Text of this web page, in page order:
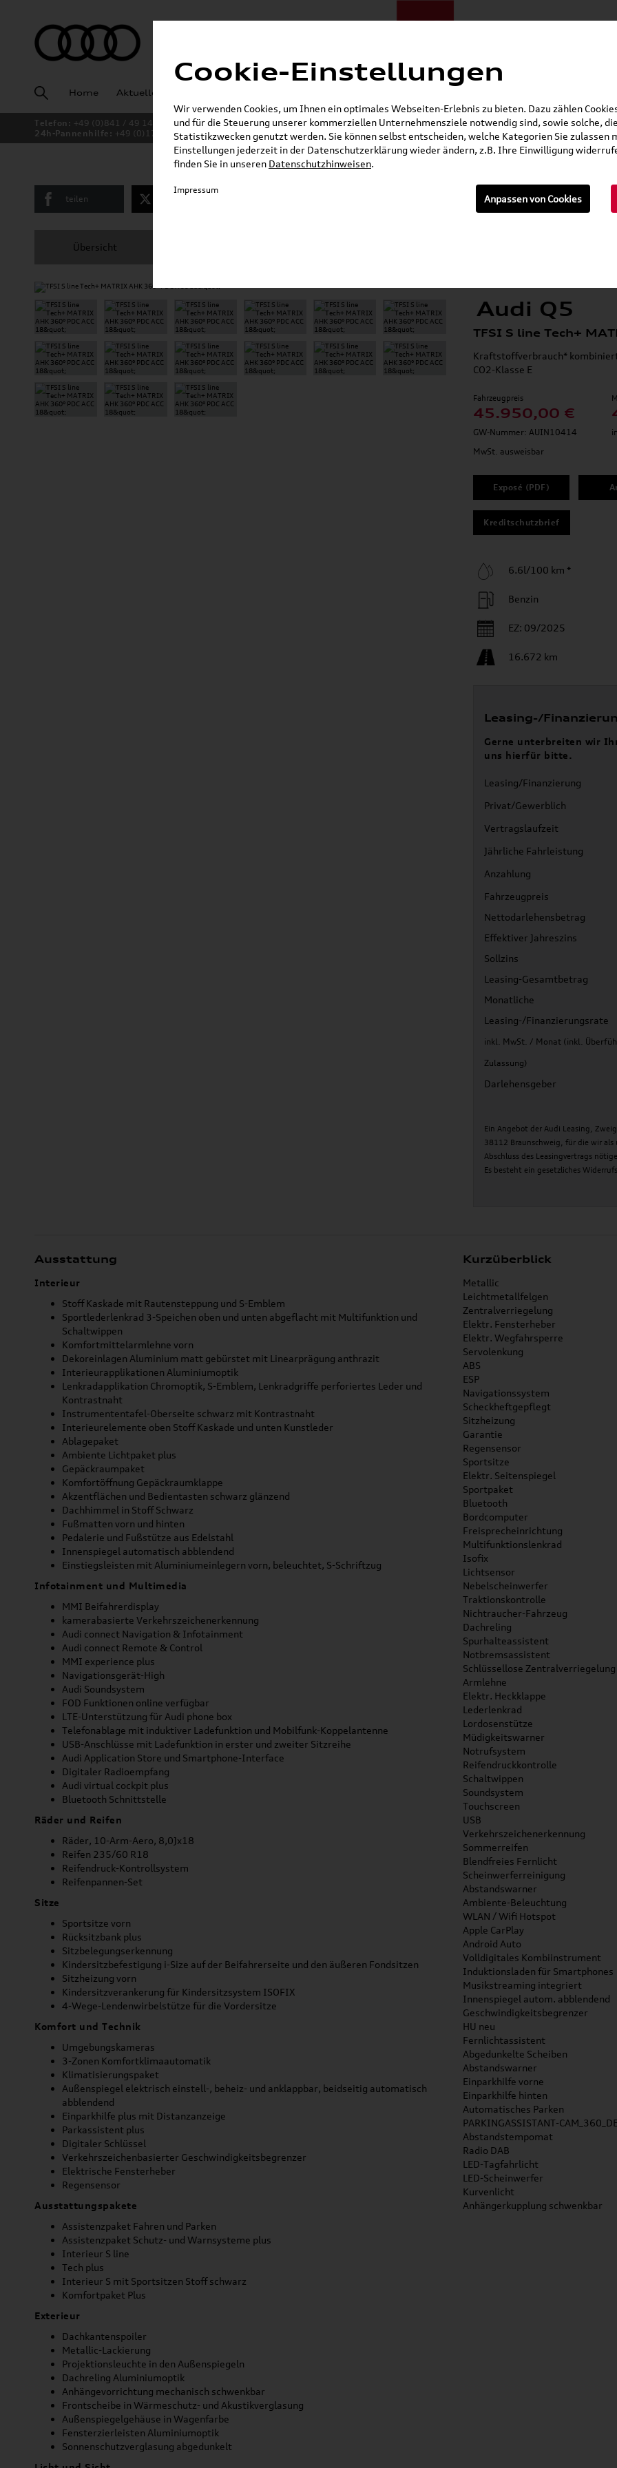
Home Aktuelles
Telefon: +49 (0)841 / 49 140
24h-Pannenhilfe: +49 (0)171 / 870 72 87 Gerade geöffnet
teilen
Übersicht
Audi Q5
TFSI S line Tech+
Kraftstoffverbrauch*
CO2-Klasse E
Fahrzeugpreis
45.950,00 €
GW-Nummer: AUIN10414
MwSt. ausweisbar
Exposé (PDF)
Kreditschutzbrief
6.6l/100 km *
Benzin
EZ: 09/2025
16.672 km
Leasing-/
Gerne unterbreiten wir
uns hierfür bitte.
Leasing/Finanzierung
Privat/Gewerblich
Vertragslaufzeit
Jährliche Fahrleistung
Anzahlung
Fahrzeugpreis
Nettodarlehensbetrag
Effektiver Jahreszins
Sollzins
Leasing-Gesamtbetrag
Monatliche
Leasing-/Finanzierungsrate
inkl. MwSt. / Monat (inkl.
Zulassung)
Darlehensgeber
Ein Angebot der Audi Leasing,
38112 Braunschweig, für die wir
Abschluss des Leasingvertrags
Es besteht ein gesetzliches
Ausstattung
Interieur
Stoff Kaskade mit Rautensteppung und S-Emblem
Sportlederlenkrad 3-Speichen oben und unten abgeflacht mit Multifunktion und
Schaltwippen
Komfortmittelarmlehne vorn
Dekoreinlagen Aluminium matt gebürstet mit Linearprägung anthrazit
Interieurapplikationen Aluminiumoptik
Lenkradapplikation Chromoptik, S-Emblem, Lenkradgriffe perforiertes Leder und
Kontrastnaht
Instrumententafel-Oberseite schwarz mit Kontrastnaht
Interieurelemente oben Stoff Kaskade und unten Kunstleder
Ablagepaket
Ambiente Lichtpaket plus
Gepäckraumpaket
Komfortöffnung Gepäckraumklappe
Akzentflächen und Bedientasten schwarz glänzend
Dachhimmel in Stoff Schwarz
Fußmatten vorn und hinten
Pedalerie und Fußstütze aus Edelstahl
Innenspiegel automatisch abblendend
Einstiegsleisten mit Aluminiumeinlegern vorn, beleuchtet, S-Schriftzug
Infotainment und Multimedia
MMI Beifahrerdisplay
kamerabasierte Verkehrszeichenerkennung
Audi connect Navigation & Infotainment
Audi connect Remote & Control
MMI experience plus
Navigationsgerät-High
Audi Soundsystem
FOD Funktionen online verfügbar
LTE-Unterstützung für Audi phone box
Telefonablage mit induktiver Ladefunktion und Mobilfunk-Koppelantenne
USB-Anschlüsse mit Ladefunktion in erster und zweiter Sitzreihe
Audi Application Store und Smartphone-Interface
Digitaler Radioempfang
Audi virtual cockpit plus
Bluetooth Schnittstelle
Räder und Reifen
Räder, 10-Arm-Aero, 8,0Jx18
Reifen 235/60 R18
Reifendruck-Kontrollsystem
Reifenpannen-Set
Sitze
Sportsitze vorn
Rücksitzbank plus
Sitzbelegungserkennung
Kindersitzbefestigung i-Size auf der Beifahrerseite und den äußeren Fondsitzen
Sitzheizung vorn
Kindersitzverankerung für Kindersitzsystem ISOFIX
4-Wege-Lendenwirbelstütze für die Vordersitze
Komfort und Technik
Umgebungskameras
3-Zonen Komfortklimaautomatik
Klimatisierungspaket
Außenspiegel elektrisch einstell-, beheiz- und anklappbar, beidseitig automatisch
abblendend
Einparkhilfe plus mit Distanzanzeige
Parkassistent plus
Digitaler Schlüssel
Verkehrszeichenbasierter Geschwindigkeitsbegrenzer
Elektrische Fensterheber
Regensensor
Ausstattungspakete
Assistenzpaket Fahren und Parken
Assistenzpaket Schutz- und Warnsysteme plus
Interieur S line
Tech plus
Interieur S mit Sportsitzen Stoff schwarz
Komfortpaket Plus
Exterieur
Dachkantenspoiler
Metallic-Lackierung
Projektionsleuchte in den Außenspiegeln
Dachreling Aluminiumoptik
Anhängevorrichtung mechanisch schwenkbar
Frontscheibe in Wärmeschutz- und Akustikverglasung
Außenspiegelgehäuse in Wagenfarbe
Fensterzierleisten Aluminiumoptik
Sonnenschutzverglasung abgedunkelt
Kurzüberblick
Metallic
Leichtmetallfelgen
Zentralverriegelung
Elektr. Fensterheber
Elektr. Wegfahrsperre
Servolenkung
ABS
ESP
Navigationssystem
Scheckheftgepflegt
Sitzheizung
Garantie
Regensensor
Sportsitze
Elektr. Seitenspiegel
Sportpaket
Bluetooth
Bordcomputer
Freisprecheinrichtung
Multifunktionslenkrad
Isofix
Lichtsensor
Nebelscheinwerfer
Traktionskontrolle
Nichtraucher-Fahrzeug
Dachreling
Spurhalteassistent
Notbremsassistent
Schlüssellose Zentralverriegelung
Armlehne
Elektr. Heckklappe
Lederlenkrad
Lordosenstütze
Müdigkeitswarner
Notrufsystem
Reifendruckkontrolle
Schaltwippen
Soundsystem
Touchscreen
USB
Verkehrszeichenerkennung
Sommerreifen
Blendfreies Fernlicht
Scheinwerferreinigung
Abstandswarner
Ambiente-Beleuchtung
WLAN / Wifi Hotspot
Apple CarPlay
Android Auto
Volldigitales Kombiinstrument
Induktionsladen für Smartphones
Musikstreaming integriert
Innenspiegel autom. abblendend
Geschwindigkeitsbegrenzer
HU neu
Fernlichtassistent
Abgedunkelte Scheiben
Abstandswarner
Einparkhilfe vorne
Einparkhilfe hinten
Automatisches Parken
PARKINGASSISTANT-
Abstandstempomat
Radio DAB
LED-Tagfahrlicht
LED-Scheinwerfer
Kurvenlicht
Anhängerkupplung schwenkbar
Cookie-Einstellungen
Wir verwenden Cookies, um Ihnen ein optimales Webseiten-Erlebnis zu bieten. Dazu zählen
und für die Steuerung unserer kommerziellen Unternehmensziele notwendig sind, sowie solche,
Statistikzwecken genutzt werden. Sie können selbst entscheiden, welche Kategorien Sie zulassen
Einstellungen jederzeit in der Datenschutzerklärung wieder ändern, z.B. Ihre Einwilligung
finden Sie in unseren Datenschutzhinweisen.
Anpassen von Cookies
Impressum